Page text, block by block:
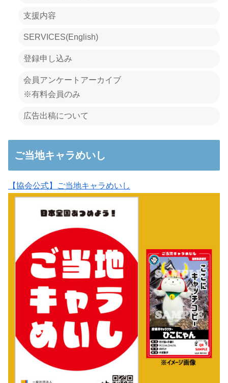
支援内容
SERVICES(English)
登録申し込み
会員アンケートアーカイブ
※有料会員のみ
広告出稿について
ご当地キャラめいし
【協会公式】ご当地キャラめいし